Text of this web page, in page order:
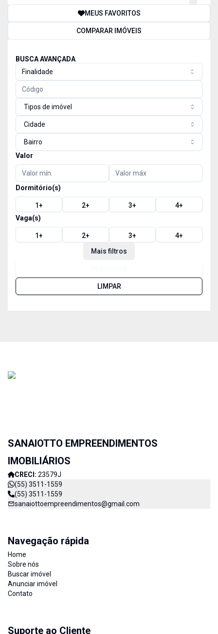
MEUS FAVORITOS
COMPARAR IMÓVEIS
BUSCA AVANÇADA
Finalidade
Tipos de imóvel
Cidade
Bairro
Valor
Dormitório(s)
1+ 2+ 3+ 4+
Vaga(s)
1+ 2+ 3+ 4+
Mais filtros
LIMPAR
SANAIOTTO EMPREENDIMENTOS
IMOBILIÁRIOS
CRECI: 23579J
(55) 3511-1559
(55) 3511-1559
sanaiottoempreendimentos@gmail.com
Navegação rápida
Home
Sobre nós
Buscar imóvel
Anunciar imóvel
Contato
Suporte ao Cliente